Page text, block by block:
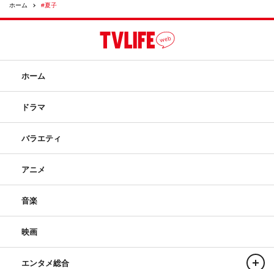
ホーム #夏子
ホーム
ドラマ
バラエティ
アニメ
音楽
映画
エンタメ総合